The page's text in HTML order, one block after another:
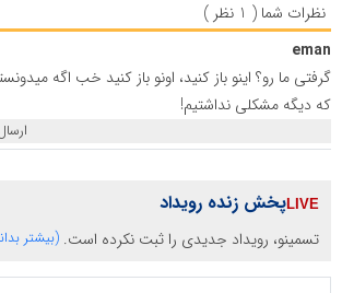
نظرات شما ( 1 نظر )
eman
گرفتی ما رو؟ اینو باز کنید، اونو باز کنید خب اگه
که دیگه مشکلی نداشتیم!
پخش زنده رویداد
تسمینو، رویداد جدیدی را ثبت نکرده است. (بیشتر